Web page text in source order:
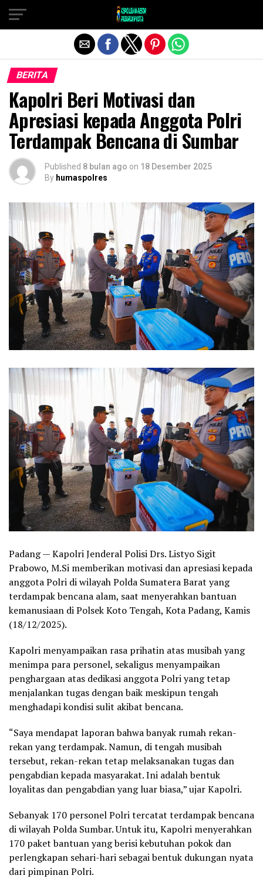
BERITA
Kapolri Beri Motivasi dan
Apresiasi kepada Anggota Polri
Terdampak Bencana di Sumbar
Published 8 bulan ago on 18 Desember 2025
By humaspolres
Padang — Kapolri Jenderal Polisi Drs. Listyo Sigit
Prabowo, M.Si memberikan motivasi dan apresiasi kepada
anggota Polri di wilayah Polda Sumatera Barat yang
terdampak bencana alam, saat menyerahkan bantuan
kemanusiaan di Polsek Koto Tengah, Kota Padang, Kamis
(18/12/2025).
Kapolri menyampaikan rasa prihatin atas musibah yang
menimpa para personel, sekaligus menyampaikan
penghargaan atas dedikasi anggota Polri yang tetap
menjalankan tugas dengan baik meskipun tengah
menghadapi kondisi sulit akibat bencana.
“Saya mendapat laporan bahwa banyak rumah rekan-
rekan yang terdampak. Namun, di tengah musibah
tersebut, rekan-rekan tetap melaksanakan tugas dan
pengabdian kepada masyarakat. Ini adalah bentuk
loyalitas dan pengabdian yang luar biasa,” ujar Kapolri.
Sebanyak 170 personel Polri tercatat terdampak bencana
di wilayah Polda Sumbar. Untuk itu, Kapolri menyerahkan
170 paket bantuan yang berisi kebutuhan pokok dan
perlengkapan sehari-hari sebagai bentuk dukungan nyata
dari pimpinan Polri.
Exit mobile version